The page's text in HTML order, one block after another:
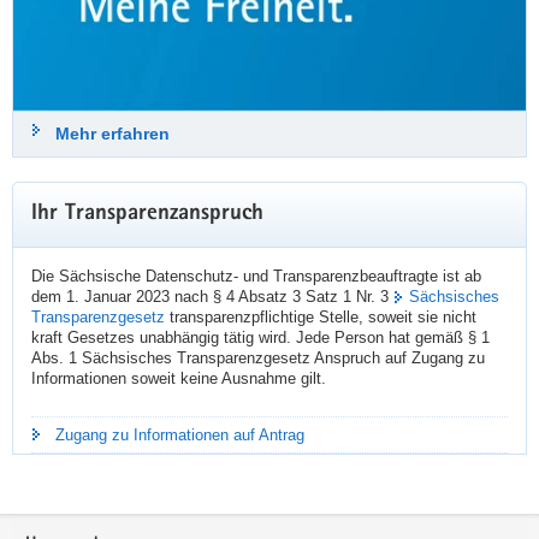
StuttgarterImpulse
sdtb
@sdtb
👉️️️
datenschutz.sachsen.de/downloa
Themen sind u. a.:
➡️ FAQ zum Datenschutz beim Einsatz von Künstlicher Intelligenz
➡️ Vorschläge der Landesdatenschutzbeauftragten zur Modernisierung
des Datenschutzes
➡️ Roadshow zur Cybersicherheit
Mehr erfahren
Ihr Transparenzanspruch
Die Sächsische Datenschutz- und Transparenzbeauftragte ist ab
dem 1. Januar 2023 nach § 4 Absatz 3 Satz 1 Nr. 3
Sächsisches
Transparenzgesetz transparenzpflichtige Stelle, soweit sie nicht
kraft Gesetzes unabhängig tätig wird. Jede Person hat gemäß § 1
Abs. 1 Sächsisches Transparenzgesetz Anspruch auf Zugang zu
Informationen soweit keine Ausnahme gilt.
Zugang zu Informationen auf Antrag
Footer-